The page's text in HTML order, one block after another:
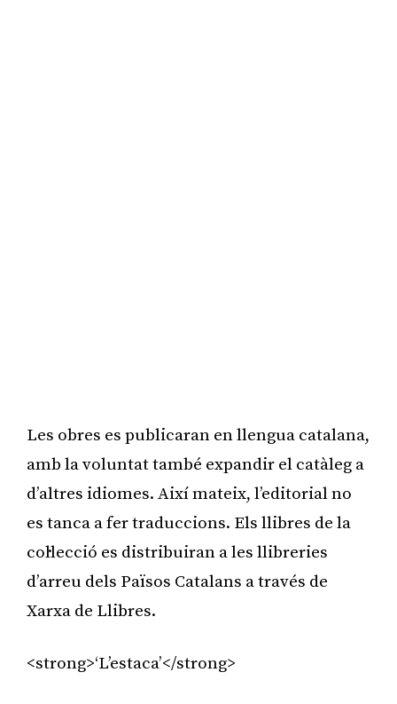
Les obres es publicaran en llengua catalana,
amb la voluntat també expandir el catàleg a
d’altres idiomes. Així mateix, l’editorial no
es tanca a fer traduccions. Els llibres de la
col·lecció es distribuiran a les llibreries
d’arreu dels Països Catalans a través de
Xarxa de Llibres.
<strong>‘L’estaca’</strong>